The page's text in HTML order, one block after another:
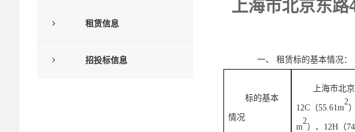
租赁信息
招投标信息
上海市北京东
一、 租赁标的基本情况：
标的基本
情况
上海市北
12C（55.61m
2
m
2
）、 12H（